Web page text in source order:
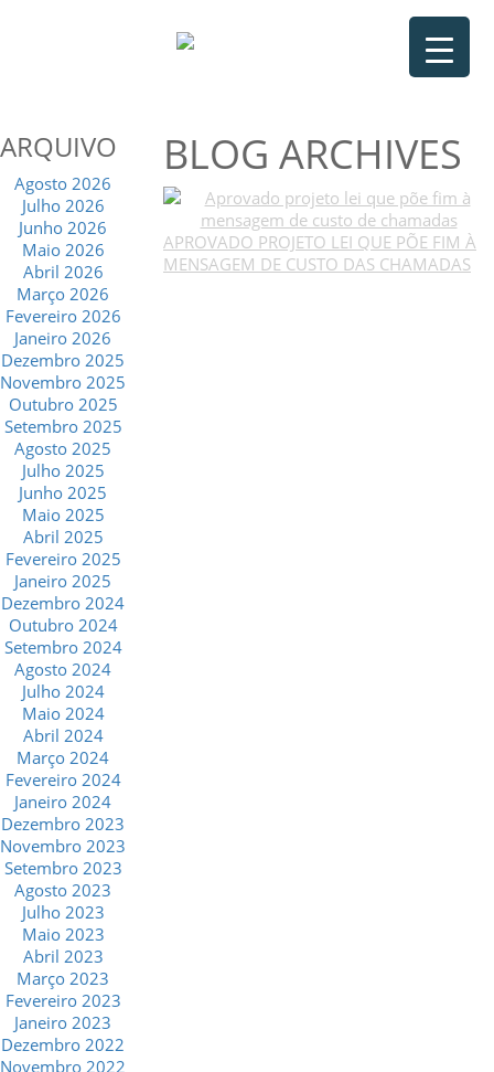
ARQUIVO
Agosto 2026
Julho 2026
Junho 2026
Maio 2026
Abril 2026
Março 2026
Fevereiro 2026
Janeiro 2026
Dezembro 2025
Novembro 2025
Outubro 2025
Setembro 2025
Agosto 2025
Julho 2025
Junho 2025
Maio 2025
Abril 2025
Fevereiro 2025
Janeiro 2025
Dezembro 2024
Outubro 2024
Setembro 2024
Agosto 2024
Julho 2024
Maio 2024
Abril 2024
Março 2024
Fevereiro 2024
Janeiro 2024
Dezembro 2023
Novembro 2023
Setembro 2023
Agosto 2023
Julho 2023
Maio 2023
Abril 2023
Março 2023
Fevereiro 2023
Janeiro 2023
Dezembro 2022
Novembro 2022
BLOG ARCHIVES
APROVADO PROJETO LEI QUE PÕE FIM À
MENSAGEM DE CUSTO DAS CHAMADAS